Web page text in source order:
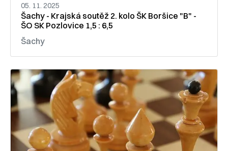
05. 11. 2025
Šachy - Krajská soutěž 2. kolo ŠK Boršice "B" -
ŠO SK Pozlovice 1,5 : 6,5
Šachy